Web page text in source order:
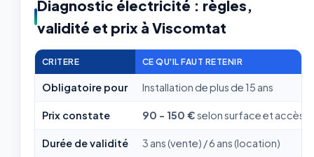
Diagnostic électricité : règles,
validité et prix à Viscomtat
CRITERE CE QU'IL FAUT RETENIR
Obligatoire pour Installation de plus de 15 ans
Prix constate 90 - 150 €selon surface et accès
Durée de validité 3 ans (vente) / 6 ans (location)